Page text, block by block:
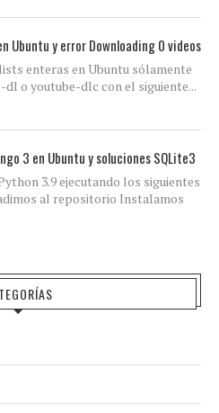
Ubuntu y error Downloading 0 videos
enteras en Ubuntu sólamente
o youtube-dlc con el siguiente...
3 en Ubuntu y soluciones SQLite3
3.9 ejecutando los siguientes
al repositorio Instalamos